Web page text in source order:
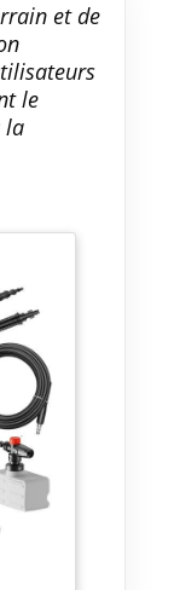
et de
le
la